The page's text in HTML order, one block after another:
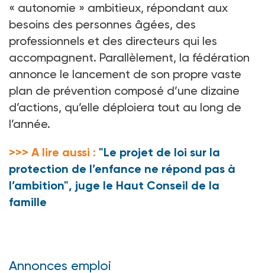
« autonomie » ambitieux, répondant aux
besoins des personnes âgées, des
professionnels et des directeurs qui les
accompagnent. Parallèlement, la fédération
annonce le lancement de son propre vaste
plan de prévention composé d’une dizaine
d’actions, qu’elle déploiera tout au long de
l’année.
>>> A lire aussi : "Le projet de loi sur la
protection de l’enfance ne répond pas à
l’ambition", juge le Haut Conseil de la
famille
Annonces emploi